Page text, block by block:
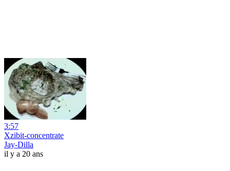
3:57
Xzibit-concentrate
Jay-Dilla
il y a 20 ans